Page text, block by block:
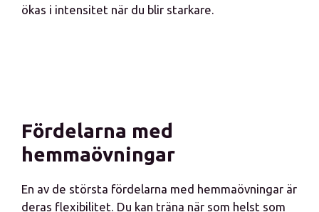
ökas i intensitet när du blir starkare.
Fördelarna med
hemmaövningar
En av de största fördelarna med hemmaövningar är
deras flexibilitet. Du kan träna när som helst som